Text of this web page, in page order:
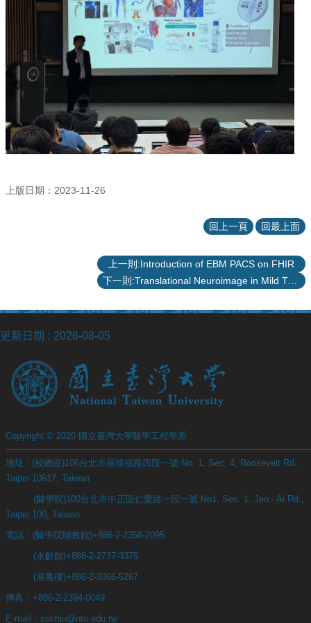
上版日期：2023-11-26
回上一頁 回最上面
上一則:Introduction of EBM PACS on FHIR
下一則:Translational Neuroimage in Mild Traumatic Brain Injury (mTBI)
更新日期 2026-08-05
Copyright © 2020 國立臺灣大學醫學工程學系
地址 : (校總區)106台北市羅斯福路四段一號 No. 1, Sec. 4, Roosevelt Rd.,
Taipei 10617, Taiwan
(醫學院)100台北市中正區仁愛路一段一號 No1, Sec. 1, Jen - Ai Rd.,
Taipei 100, Taiwan
電話：(醫學院聯教館)+886-2-2356-2095
(永齡館)+886-2-2737-3375
(展書樓)+886-2-3366-5267
傳真：+886-2-2394-0049
E-mail：suchiu@ntu.edu.tw